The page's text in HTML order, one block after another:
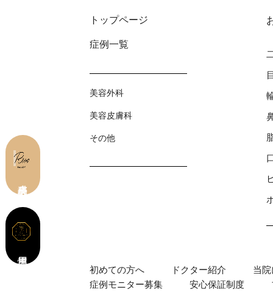
トップページ
症例⼀覧
美容外科
美容⽪膚科
その他
初めての⽅へ ドクター紹介
当
症例モニター募集
安心保証制度